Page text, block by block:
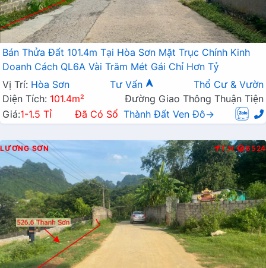
Bán Thửa Đất 101.4m Tại Hòa Sơn Mặt Trục Chính Kinh
Doanh Cách QL6A Vài Trăm Mét Gái Chỉ Hơn Tỷ
Vị Trí: Hòa Sơn Tư Vấn
Thổ Cư & Vườn
Diện Tích: 101.4m²
Đường Giao Thông Thuận Tiện
Giá:1-1.5 Tỉ Đã Có Sổ Thành Đất Ven Đô→
LƯƠNG SƠN T.N 6524